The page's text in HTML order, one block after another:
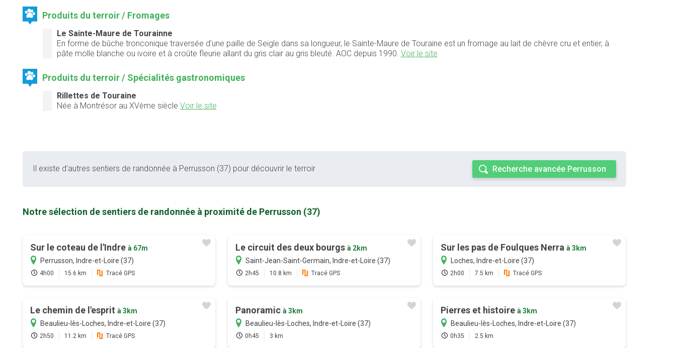
Produits du terroir / Fromages
Le Sainte-Maure de Tourainne
En forme de bûche tronconique traversée d’une paille de Seigle dans sa longueur, le Sainte-Maure de Touraine est un fromage au lait de chèvre cru et entier, à
pâte molle blanche ou ivoire et à croûte fleurie allant du gris clair au gris bleuté. AOC depuis 1990. Voir le site
Produits du terroir / Spécialités gastronomiques
Rillettes de Touraine
Née à Montrésor au XVème siècle Voir le site
Il existe d'autres sentiers de randonnée à Perrusson (37) pour découvrir le terroir Recherche avancée Perrusson
Notre sélection de sentiers de randonnée à proximité de Perrusson (37)
Sur le coteau de l'Indre à 67m
Perrusson, Indre-et-Loire (37)
4h00 15.6 km Tracé GPS
Le circuit des deux bourgs à 2km
Saint-Jean-Saint-Germain, Indre-et-Loire (37)
2h45 10.8 km Tracé GPS
Sur les pas de Foulques Nerra à 3km
Loches, Indre-et-Loire (37)
2h00 7.5 km Tracé GPS
Le chemin de l'esprit à 3km
Beaulieu-lès-Loches, Indre-et-Loire (37)
2h50 11.2 km Tracé GPS
Panoramic à 3km
Beaulieu-lès-Loches, Indre-et-Loire (37)
0h45 3 km
Pierres et histoire à 3km
Beaulieu-lès-Loches, Indre-et-Loire (37)
0h35 2.5 km